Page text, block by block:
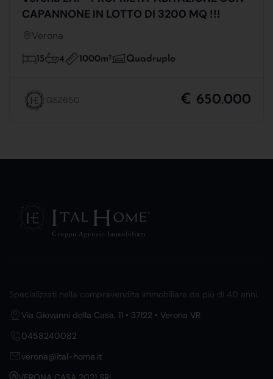
CAPANNONE IN LOTTO DI 3200 MQ !!!
Verona
15 4 1000m2 Quadruplo
GSZ650 € 650.000
Specializzati nella compravendita immobiliare da più di 40 anni.
Via Giovanni della Casa, 11 • 37122 • Verona VR
0458240082
verona@ital-home.it